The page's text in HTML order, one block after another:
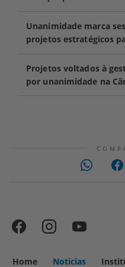
Unanimidade marca
projetos estratégicos
Projetos voltados à
por unanimidade na
Home Noticias